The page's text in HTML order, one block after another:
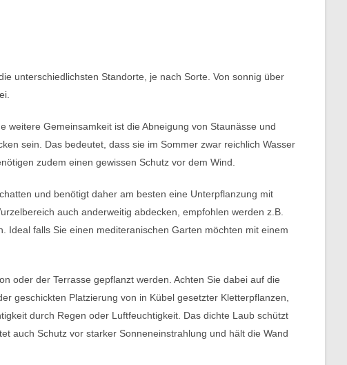
unterschiedlichsten Standorte, je nach Sorte. Von sonnig über
Gemeinsamkeit ist die Abneigung von Staunässe und
sein. Das bedeutet, dass sie im Sommer zwar reichlich Wasser
zudem einen gewissen Schutz vor dem Wind.
und benötigt daher am besten eine Unterpflanzung mit
auch anderweitig abdecken, empfohlen werden z.B.
Ideal falls Sie einen mediteranischen Garten möchten mit einem
oder der Terrasse gepflanzt werden. Achten Sie dabei auf die
geschickten Platzierung von in Kübel gesetzter Kletterpflanzen,
durch Regen oder Luftfeuchtigkeit. Das dichte Laub schützt
auch Schutz vor starker Sonneneinstrahlung und hält die Wand